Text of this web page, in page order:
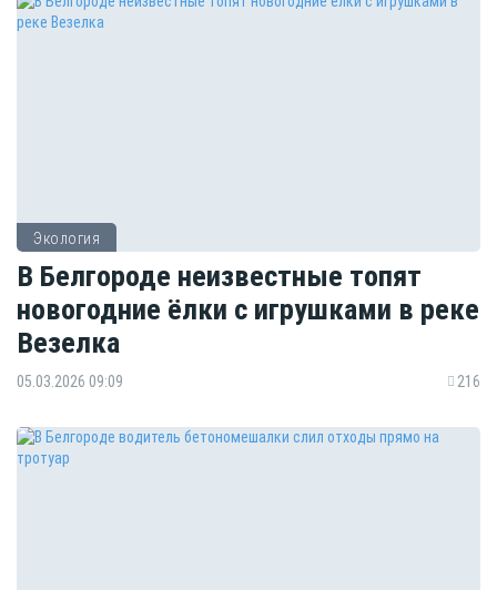
Экология
В Белгороде неизвестные топят
новогодние ёлки с игрушками в реке
Везелка
05.03.2026 09:09 216